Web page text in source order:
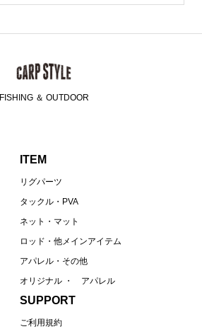
FISHING ＆ OUTDOOR
ITEM
リグパーツ
タックル・PVA
ネット・マット
ロッド・他メインアイテム
アパレル・その他
オリジナル ・ アパレル
SUPPORT
ご利用規約